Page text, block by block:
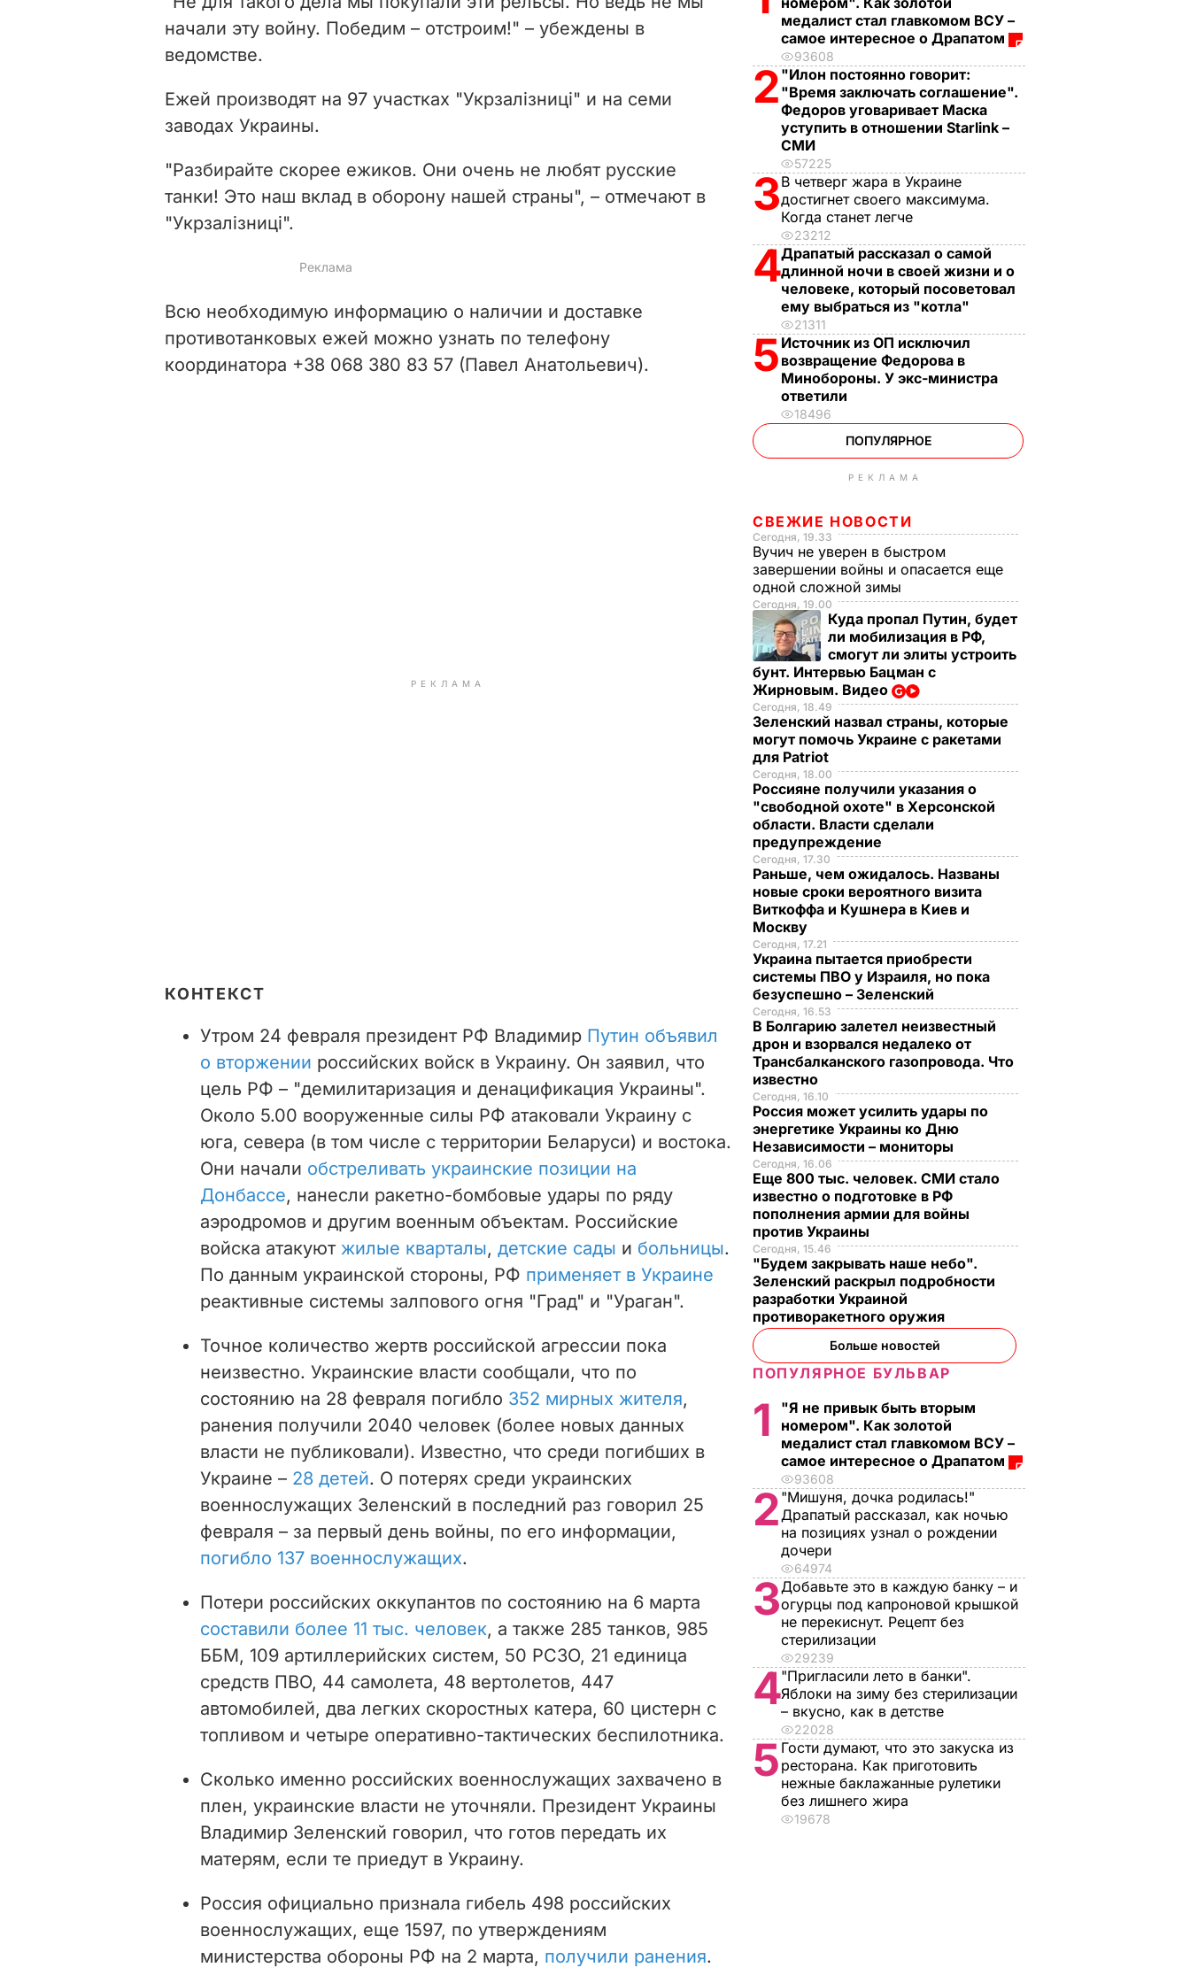
i
e
начали эту войну. Победим – отстроим!" – убеждены в
ведомстве.
Ежей производят на 97 участках "Укрзалізниці" и на семи
заводах Украины.
"Разбирайте скорее ежиков. Они очень не любят русские
танки! Это наш вклад в оборону нашей страны", – отмечают в
"Укрзалізниці".
Всю необходимую информацию о наличии и доставке
противотанковых ежей можно узнать по телефону
координатора +38 068 380 83 57 (Павел Анатольевич).
РЕКЛАМА
КОНТЕКСТ
Утром 24 февраля президент РФ Владимир Путин объявил
о вторжении российских войск в Украину. Он заявил, что
цель РФ – "демилитаризация и денацификация Украины".
Около 5.00 вооруженные силы РФ атаковали Украину с
юга, севера (в том числе с территории Беларуси) и востока.
Они начали обстреливать украинские позиции на
Донбассе, нанесли ракетно-бомбовые удары по ряду
аэродромов и другим военным объектам. Российские
войска атакуют жилые кварталы, детские сады и больницы.
По данным украинской стороны, РФ применяет в Украине
реактивные системы залпового огня "Град" и "Ураган".
Точное количество жертв российской агрессии пока
неизвестно. Украинские власти сообщали, что по
состоянию на 28 февраля погибло 352 мирных жителя,
ранения получили 2040 человек (более новых данных
власти не публиковали). Известно, что среди погибших в
Украине – 28 детей. О потерях среди украинских
военнослужащих Зеленский в последний раз говорил 25
февраля – за первый день войны, по его информации,
погибло 137 военнослужащих.
Потери российских оккупантов по состоянию на 6 марта
составили более 11 тыс. человек, а также 285 танков, 985
ББМ, 109 артиллерийских систем, 50 РСЗО, 21 единица
средств ПВО, 44 самолета, 48 вертолетов, 447
автомобилей, два легких скоростных катера, 60 цистерн с
топливом и четыре оперативно-тактических беспилотника.
Сколько именно российских военнослужащих захвачено в
плен, украинские власти не уточняли. Президент Украины
Владимир Зеленский говорил, что готов передать их
матерям, если те приедут в Украину.
Россия официально признала гибель 498 российских
военнослужащих, еще 1597, по утверждениям
министерства обороны РФ на 2 марта, получили ранения.
медалист стал главкомом ВСУ –
самое интересное о Драпатом
93608
2 "Илон постоянно говорит:
"Время заключать соглашение".
Федоров уговаривает Маска
уступить в отношении Starlink –
СМИ
57225
3В четверг жара в Украине
достигнет своего максимума.
Когда станет легче
23212
4Драпатый рассказал о самой
длинной ночи в своей жизни и о
человеке, который посоветовал
ему выбраться из "котла"
21311
5 Источник из ОП исключил
возвращение Федорова в
Минобороны. У экс-министра
ответили
18496
ПОПУЛЯРНОЕ
РЕКЛАМА
СВЕЖИЕ НОВОСТИ
Сегодня, 19.33
Вучич не уверен в быстром
завершении войны и опасается еще
одной сложной зимы
Сегодня, 19.00
Куда пропал Путин, будет
ли мобилизация в РФ,
смогут ли элиты устроить
бунт. Интервью Бацман с
Жирновым. Видео
Сегодня, 18.49
Зеленский назвал страны, которые
могут помочь Украине с ракетами
для Patriot
Сегодня, 18.00
Россияне получили указания о
"свободной охоте" в Херсонской
области. Власти сделали
предупреждение
Сегодня, 17.30
Раньше, чем ожидалось. Названы
новые сроки вероятного визита
Виткоффа и Кушнера в Киев и
Москву
Сегодня, 17.21
Украина пытается приобрести
системы ПВО у Израиля, но пока
безуспешно – Зеленский
Сегодня, 16.53
В Болгарию залетел неизвестный
дрон и взорвался недалеко от
Трансбалканского газопровода. Что
известно
Сегодня, 16.10
Россия может усилить удары по
энергетике Украины ко Дню
Независимости – мониторы
Сегодня, 16.06
Еще 800 тыс. человек. СМИ стало
известно о подготовке в РФ
пополнения армии для войны
против Украины
Сегодня, 15.46
"Будем закрывать наше небо".
Зеленский раскрыл подробности
разработки Украиной
противоракетного оружия
Больше новостей
ПОПУЛЯРНОЕ БУЛЬВАР
1
"Я не привык быть вторым
номером". Как золотой
медалист стал главкомом ВСУ –
самое интересное о Драпатом
93608
2 "Мишуня, дочка родилась!"
Драпатый рассказал, как ночью
на позициях узнал о рождении
дочери
64974
3Добавьте это в каждую банку – и
огурцы под капроновой крышкой
не перекиснут. Рецепт без
стерилизации
29239
4"Пригласили лето в банки".
Яблоки на зиму без стерилизации
– вкусно, как в детстве
22028
5 Гости думают, что это закуска из
ресторана. Как приготовить
нежные баклажанные рулетики
без лишнего жира
19678